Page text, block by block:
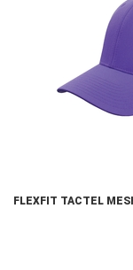
FLEXFIT TACTEL